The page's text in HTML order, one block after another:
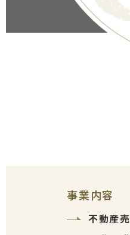
事業内容
不動産